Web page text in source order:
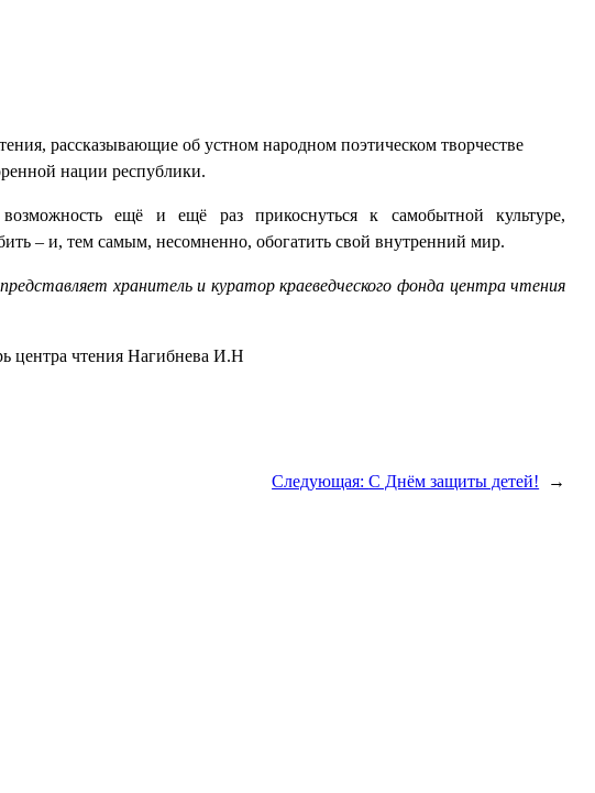
рассказывающие об устном народном поэтическом творчестве
нации республики.
ещё и ещё раз прикоснуться к самобытной культуре,
– и, тем самым, несомненно, обогатить свой внутренний мир.
хранитель и куратор краеведческого фонда центра чтения
центра чтения Нагибнева И.Н
Следующая:С Днём защиты детей! →